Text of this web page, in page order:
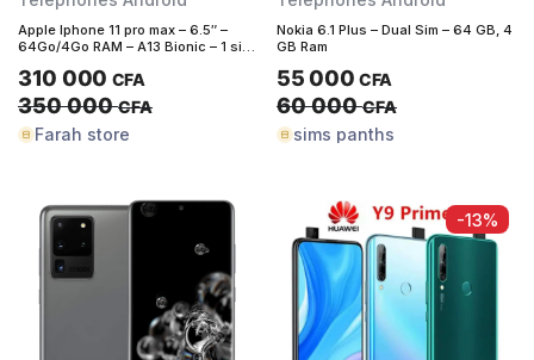
Apple Iphone 11 pro max – 6.5″ –
64Go/4Go RAM – A13 Bionic – 1 sim
310 000 CFA
350 000CFA
Farah store
Nokia 6.1 Plus – Dual Sim – 64 GB, 4
GB Ram
55 000 CFA
60 000CFA
sims panths
-13%